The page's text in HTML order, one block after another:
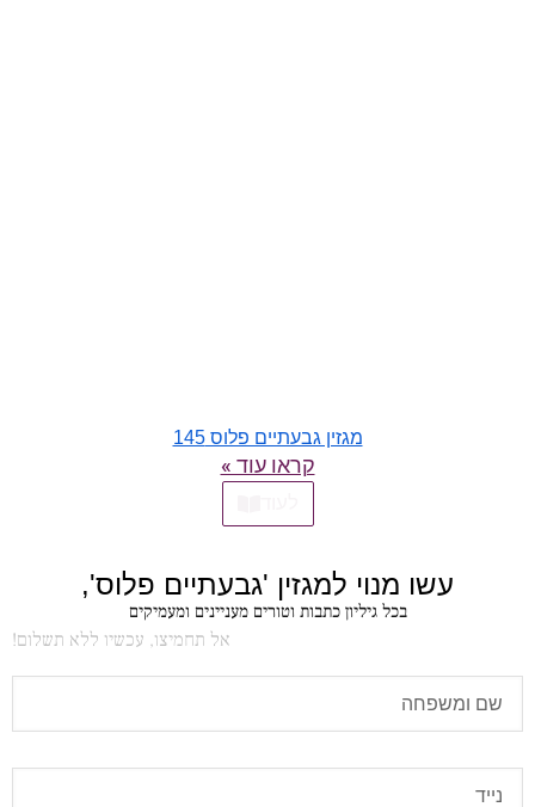
מגזין גבעתיים פלוס 145
קראו עוד »
עשו מנוי למגזין 'גבעתיים פלוס',
בכל גיליון כתבות וטורים מעניינים ומעמיקים
אל תחמיצו, עכשיו ללא תשלום!